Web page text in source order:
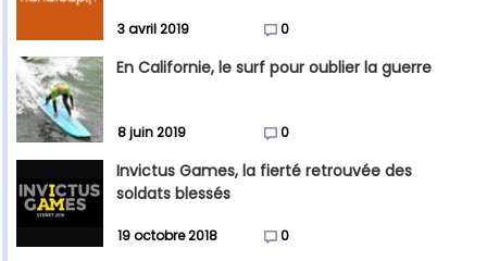
3 avril 2019 0
En Californie, le surf pour oublier la guerre
8 juin 2019 0
Invictus Games, la fierté retrouvée des
soldats blessés
19 octobre 2018 0